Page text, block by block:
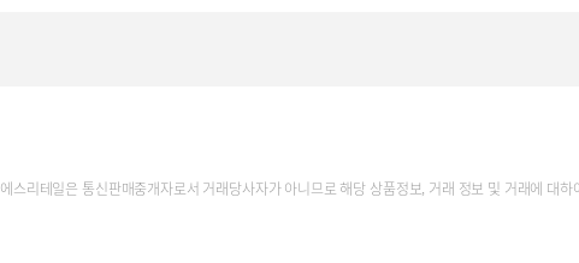
리테일은 통신판매중개자로서 거래당사자가 아니므로 해당 상품정보, 거래 정보 및 거래에 대